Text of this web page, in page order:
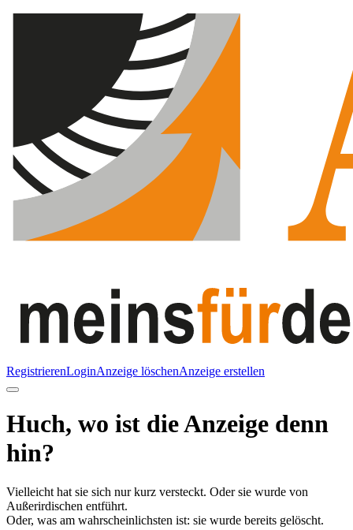
RegistrierenLoginAnzeige löschenAnzeige erstellen
Huch, wo ist die Anzeige denn
hin?
Vielleicht hat sie sich nur kurz versteckt. Oder sie wurde von
Außerirdischen entführt.
Oder, was am wahrscheinlichsten ist: sie wurde bereits gelöscht.